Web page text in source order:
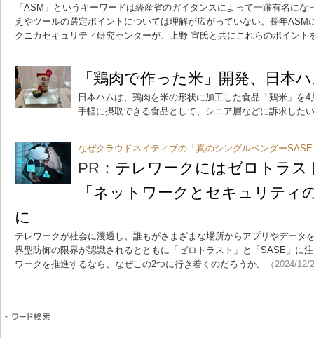
「ASM」というキーワードは経産省のガイダンスによって一躍有名に
えやツールの選定ポイントについては理解が広がっていない。長年ASM
クニカセキュリティ研究センターが、上野 宣氏と共にこれらのポイント
「鶏肉で作った米」開発、日本
日本ハムは、鶏肉を米の形状に加工した食品「鶏米」を
手軽に摂取できる食品として、シニア層などに訴求した
なぜクラウドネイティブの「真のシングルベンダー
PR： テレワークにはゼロトラ
「ネットワークとセキュリティ
に
テレワークが社会に浸透し、誰もがさまざまな場所からアプリやデータ
界型防御の限界が認識されるとともに「ゼロトラスト」と「SASE」に
ワークを推進するなら、なぜこの2つに行き着くのだろうか。
（2024/12/